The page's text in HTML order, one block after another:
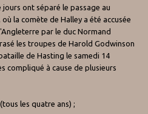
ont séparé le passage au
la comète de Halley a été accusée
par le duc Normand
les troupes de Harold Godwinson
de Hasting le samedi 14
compliqué à cause de plusieurs
les quatre ans) ;